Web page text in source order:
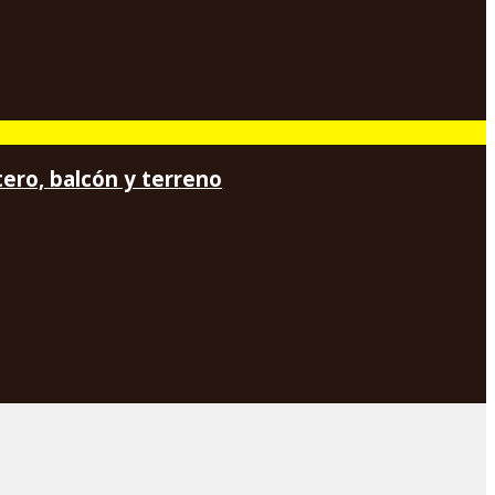
balcón y terreno